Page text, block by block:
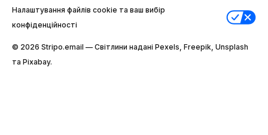
Налаштування файлів cookie та ваш вибір
конфіденційності
© 2026 Stripо.email — Світлини надані Pexels, Freepik, Unsplash
та Pixabay.